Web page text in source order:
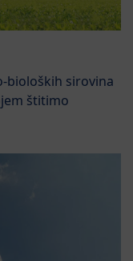
bioloških sirovina
štitimo